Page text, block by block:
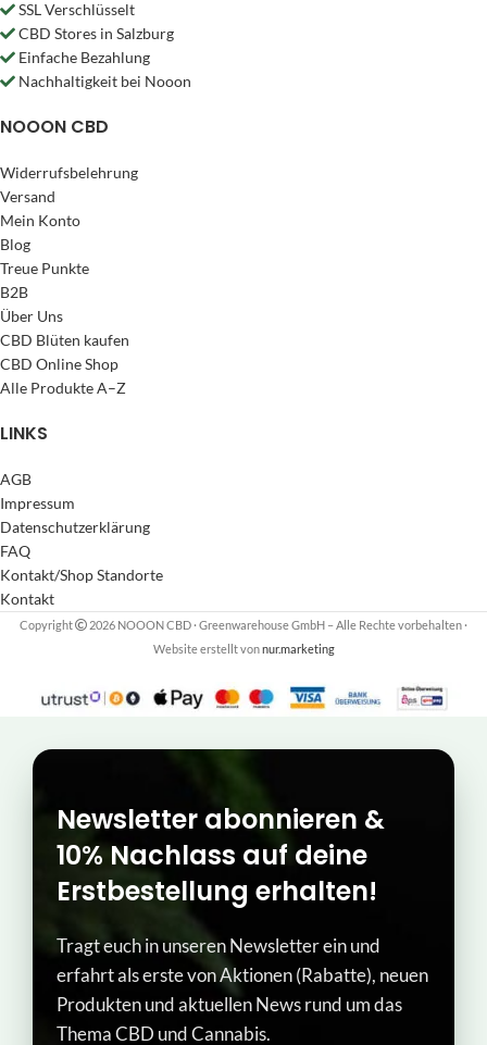
SSL Verschlüsselt
CBD Stores in Salzburg
Einfache Bezahlung
Nachhaltigkeit bei Nooon
NOOON CBD
Widerrufsbelehrung
Versand
Mein Konto
Blog
Treue Punkte
B2B
Über Uns
CBD Blüten kaufen
CBD Online Shop
Alle Produkte A–Z
LINKS
AGB
Impressum
Datenschutzerklärung
FAQ
Kontakt/Shop Standorte
Kontakt
Copyright 2026 NOOON CBD · Greenwarehouse GmbH – Alle Rechte vorbehalten·
Website erstellt vonnur.marketing
Newsletter abonnieren &
10% Nachlass auf deine
Erstbestellung erhalten!
Tragt euch in unseren Newsletter ein und
erfahrt als erste von Aktionen (Rabatte), neuen
Produkten und aktuellen News rund um das
Thema CBD und Cannabis.